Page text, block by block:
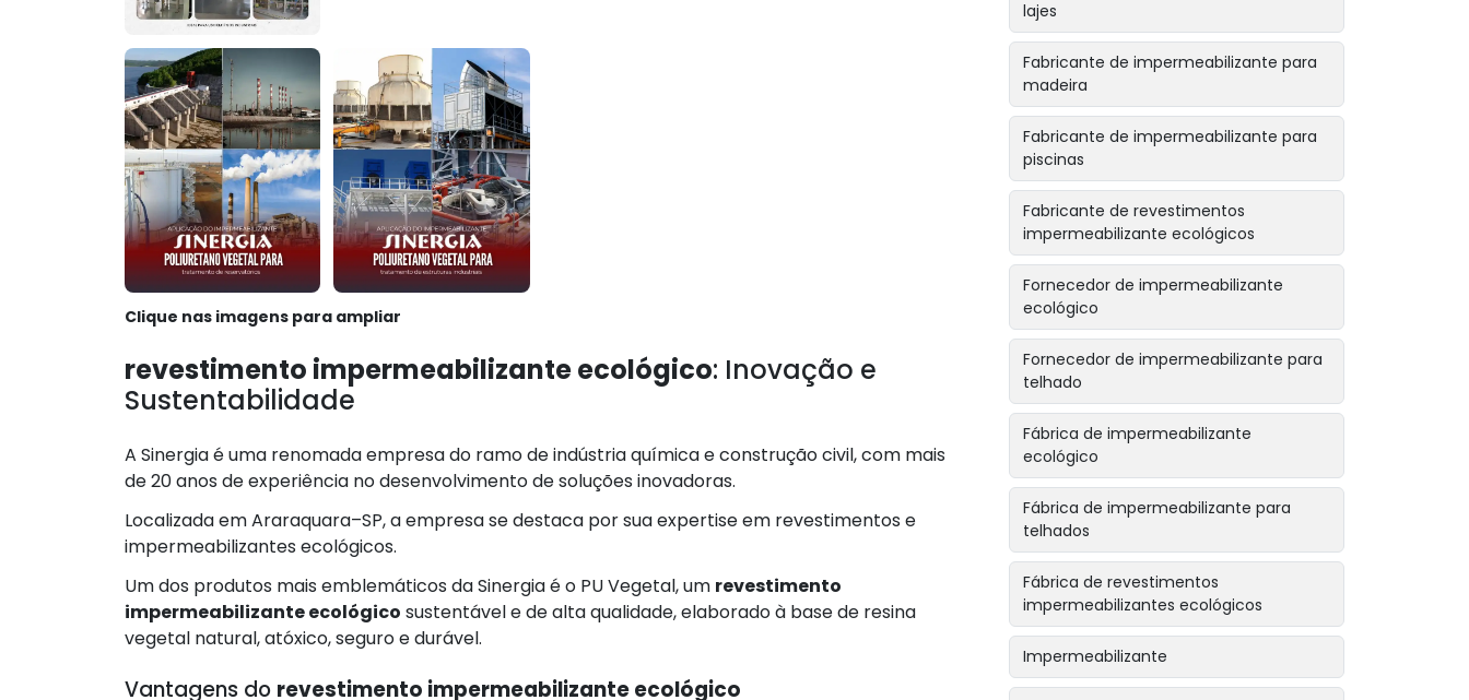
Clique nas imagens para ampliar
revestimento impermeabilizante ecológico: Inovação e
Sustentabilidade
A Sinergia é uma renomada empresa do ramo de indústria química e construção civil, com mais
de 20 anos de experiência no desenvolvimento de soluções inovadoras.
Localizada em Araraquara–SP, a empresa se destaca por sua expertise em revestimentos e
impermeabilizantes ecológicos.
Um dos produtos mais emblemáticos da Sinergia é o PU Vegetal, um revestimento
impermeabilizante ecológico sustentável e de alta qualidade, elaborado à base de resina
vegetal natural, atóxico, seguro e durável.
Vantagens do revestimento impermeabilizante ecológico
lajes
Fabricante de impermeabilizante para
madeira
Fabricante de impermeabilizante para
piscinas
Fabricante de revestimentos
impermeabilizante ecológicos
Fornecedor de impermeabilizante
ecológico
Fornecedor de impermeabilizante para
telhado
Fábrica de impermeabilizante
ecológico
Fábrica de impermeabilizante para
telhados
Fábrica de revestimentos
impermeabilizantes ecológicos
Impermeabilizante